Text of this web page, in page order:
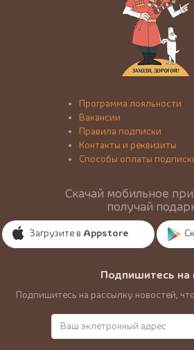
Программа лояльности
Вакансии
Правила подписки
Контакты и реквизиты
Способы оплаты
Скачай мобильное
получай
Загрузите в Appstore
Подпишитесь на
Подпишитесь на рассылку новостей,